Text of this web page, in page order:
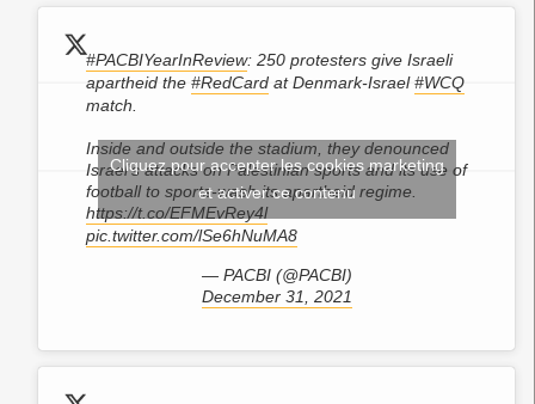
#PACBIYearInReview: 250 protesters give Israeli
apartheid the #RedCard at Denmark-Israel#WCQ
match.
Inside and outside the stadium, they denounced
Israel's attacks on Palestinian sports and its use of
football to sports-wash its apartheid regime.
https://t.co/EFMEvRey4l
pic.twitter.com/lSe6hNuMA8
— PACBI (@PACBI)
December 31, 2021
Cliquez pour accepter les cookies marketing
et activer ce contenu